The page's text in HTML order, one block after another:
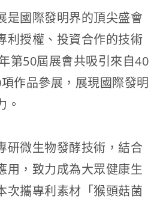
是國際發明界的頂尖盛會
利授權、投資合作的技術
第50屆展會共吸引來自40
作品參展，展現國際發明
。
研微生物發酵技術，結合
用，致力成為大眾健康生
次攜專利素材「猴頭菇菌